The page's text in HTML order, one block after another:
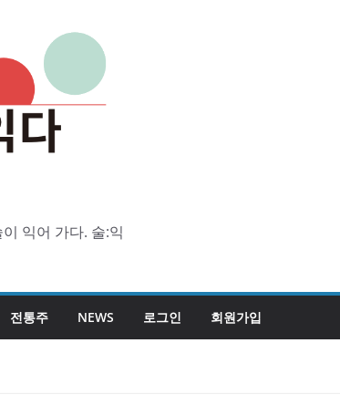
익어 가다. 술:익
전통주 NEWS 로그인 회원가입